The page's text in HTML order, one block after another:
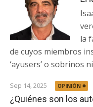
la
de cuyos miembros
‘ayusers’ o sobrinos
Sep 14, 2025 OPINIÓN
¿Quiénes son los